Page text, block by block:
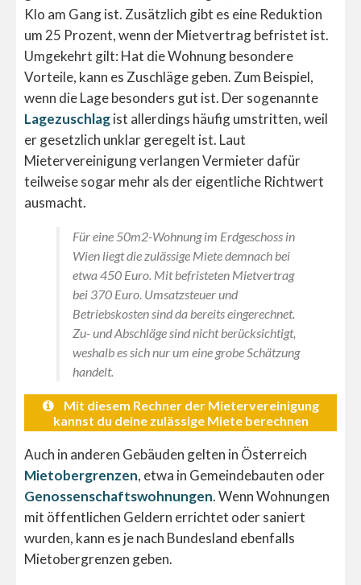
Klo am Gang ist. Zusätzlich gibt es eine Reduktion
um 25 Prozent, wenn der Mietvertrag befristet ist.
Umgekehrt gilt: Hat die Wohnung besondere
Vorteile, kann es Zuschläge geben. Zum Beispiel,
wenn die Lage besonders gut ist. Der sogenannte
Lagezuschlagist allerdings häufig umstritten, weil
er gesetzlich unklar geregelt ist. Laut
Mietervereinigung verlangen Vermieter dafür
teilweise sogar mehr als der eigentliche Richtwert
ausmacht.
Für eine 50m2-Wohnung im Erdgeschoss in
Wien liegt die zulässige Miete demnach bei
etwa 450 Euro. Mit befristeten Mietvertrag
bei 370 Euro. Umsatzsteuer und
Betriebskosten sind da bereits eingerechnet.
Zu- und Abschläge sind nicht berücksichtigt,
weshalb es sich nur um eine grobe Schätzung
handelt.
Mit diesem Rechner der Mietervereinigung
kannst du deine zulässige Miete berechnen
Auch in anderen Gebäuden gelten in Österreich
Mietobergrenzen, etwa in Gemeindebauten oder
Genossenschaftswohnungen. Wenn Wohnungen
mit öffentlichen Geldern errichtet oder saniert
wurden, kann es je nach Bundesland ebenfalls
Mietobergrenzen geben.